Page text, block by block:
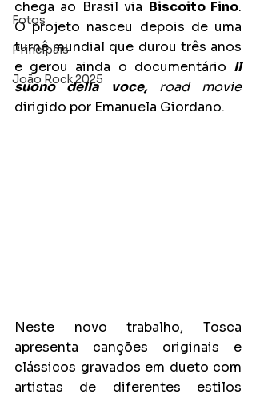
Fotos
Principais
João Rock 2025
chega ao Brasil via Biscoito Fino.
O projeto nasceu depois de uma
turnê mundial que durou três anos
e gerou ainda o documentário Il
suono della voce, road movie
dirigido por Emanuela Giordano.
Neste novo trabalho, Tosca
apresenta canções originais e
clássicos gravados em dueto com
artistas de diferentes estilos